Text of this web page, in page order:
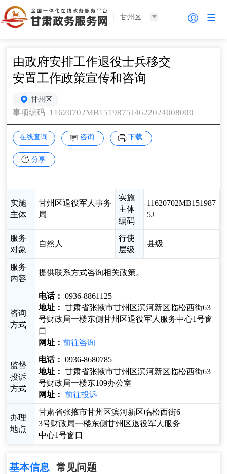
甘州区
由政府安排工作退役士兵移交
安置工作政策宣传和咨询
甘州区
事项编码: 11620702MB1519875J4622024008000
在线查询 咨询 下载
分享
实施
主体
甘州区退役军人事务
局
实施
主体
编码
11620702MB151987
5J
服务
对象
自然人
行使
层级
县级
服务
内容
提供联系方式咨询相关政策。
咨询
方式
电话： 0936-8861125
地址： 甘肃省张掖市甘州区滨河新区临松西街63
号财政局一楼东侧甘州区退役军人服务中心1号窗
口
网址：前往咨询
监督
投诉
方式
电话： 0936-8680785
地址： 甘肃省张掖市甘州区滨河新区临松西街63
号财政局一楼东109办公室
网址：
前往投诉
办理
地点
甘肃省张掖市甘州区滨河新区临松西街6
3号财政局一楼东侧甘州区退役军人服务
中心1号窗口
基本信息 常见问题